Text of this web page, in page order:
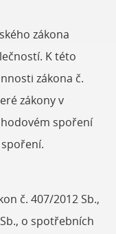
zákona
K této
zákona č.
zákony v
spoření
č. 407/2012 Sb.,
o spotřebních